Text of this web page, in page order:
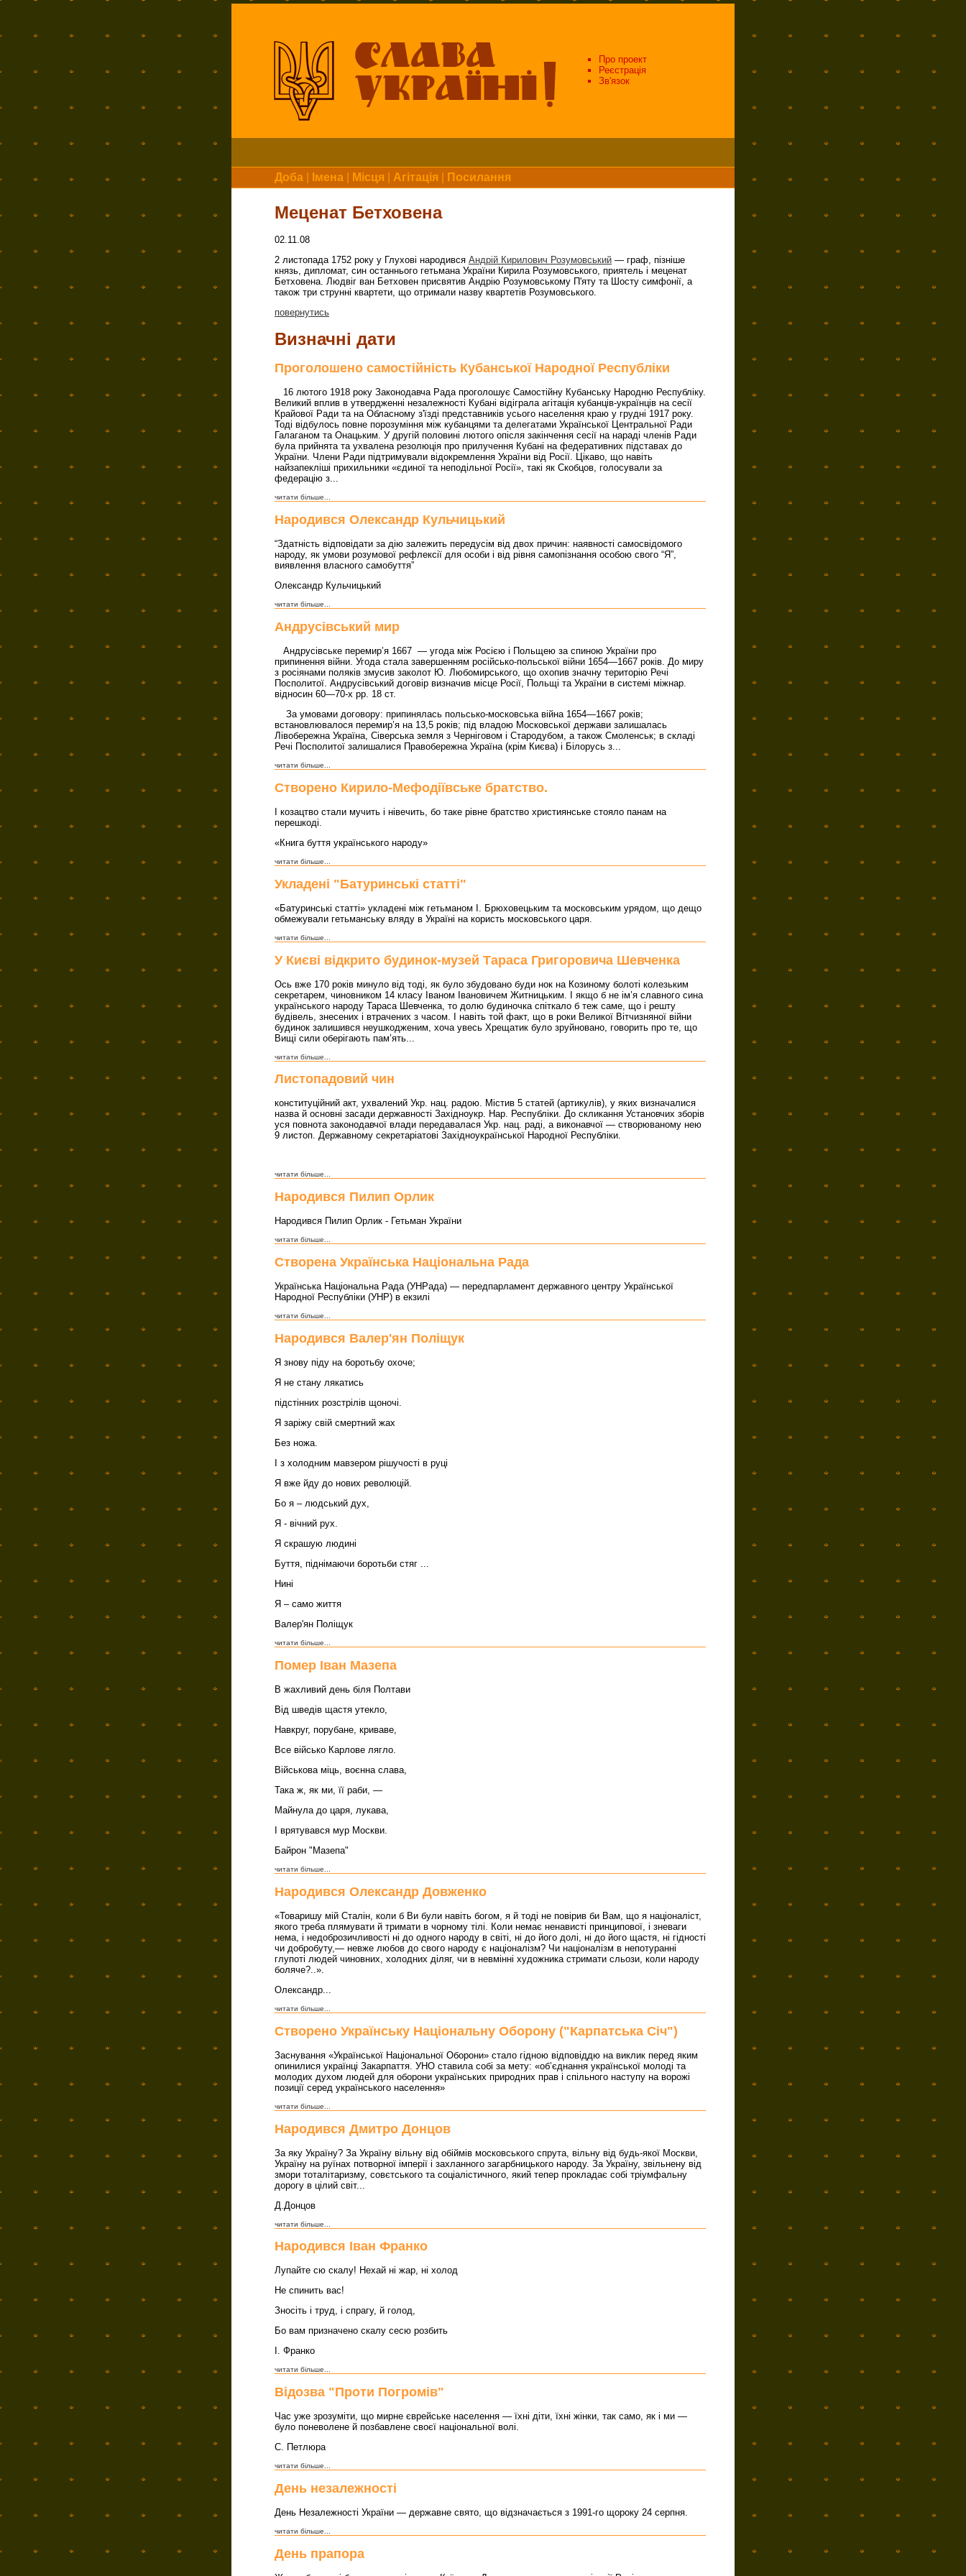
Про проект
Реєстрація
Зв'язок
Доба Імена Місця Агітація Посилання
Меценат Бетховена
02.11.08
2 листопада 1752 року у Глухові народився Андрій Кирилович Розумовський — граф, пізніше
князь, дипломат, син останнього гетьмана України Кирила Розумовського, приятель і меценат
Бетховена. Людвіг ван Бетховен присвятив Андрію Розумовському П'яту та Шосту симфонії, а
також три струнні квартети, що отримали назву квартетів Розумовського.
повернутись
Визначні дати
Проголошено самостійність Кубанської Народної Республіки
16 лютого 1918 року Законодавча Рада проголошує Самостійну Кубанську Народню Республіку.
Великий вплив в утвердженні незалежності Кубані відіграла агітація кубанців-українців на сесії
Крайової Ради та на Обласному з'їзді представників усього населення краю у грудні 1917 року.
Тоді відбулось повне порозуміння між кубанцями та делегатами Української Центральної Ради
Галаганом та Онацьким. У другій половині лютого опісля закінчення сесії на нараді членів Ради
була прийнята та ухвалена резолюція про прилучення Кубані на федеративних підставах до
України. Члени Ради підтримували відокремлення України від Росії. Цікаво, що навіть
найзапекліші прихильники «єдиної та неподільної Росії», такі як Скобцов, голосували за
федерацію з...
читати більше...
Народився Олександр Кульчицький
“Здатність відповідати за дію залежить передусім від двох причин: наявності самосвідомого
народу, як умови розумової рефлексії для особи і від рівня самопізнання особою свого “Я”,
виявлення власного самобуття”
Олександр Кульчицький
читати більше...
Андрусівський мир
Андрусівське перемир’я 1667 — угода між Росією і Польщею за спиною України про
припинення війни. Угода стала завершенням російсько-польської війни 1654—1667 років. До миру
з росіянами поляків змусив заколот Ю. Любомирського, що охопив значну територію Речі
Посполитої. Андрусівський договір визначив місце Росії, Польщі та України в системі міжнар.
відносин 60—70-х рр. 18 ст.
За умовами договору: припинялась польсько-московська війна 1654—1667 років;
встановлювалося перемир’я на 13,5 років; під владою Московської держави залишалась
Лівобережна Україна, Сіверська земля з Черніговом і Стародубом, а також Смоленськ; в складі
Речі Посполитої залишалися Правобережна Україна (крім Києва) і Білорусь з...
читати більше...
Створено Кирило-Мефодіївське братство.
І козацтво стали мучить і нівечить, бо таке рівне братство християнське стояло панам на
перешкоді.
«Книга буття українського народу»
читати більше...
Укладені "Батуринські статті"
«Батуринські статті» укладені між гетьманом І. Брюховецьким та московським урядом, що дещо
обмежували гетьманську вляду в Україні на користь московського царя.
читати більше...
У Києві відкрито будинок-музей Тараса Григоровича Шевченка
Ось вже 170 років минуло від тоді, як було збудовано буди нок на Козиному болоті колезьким
секретарем, чиновником 14 класу Іваном Івановичем Житницьким. І якщо б не ім’я славного сина
українського народу Тараса Шевченка, то долю будиночка спіткало б теж саме, що і решту
будівель, знесених і втрачених з часом. І навіть той факт, що в роки Великої Вітчизняної війни
будинок залишився неушкодженим, хоча увесь Хрещатик було зруйновано, говорить про те, що
Вищі сили оберігають пам’ять...
читати більше...
Листопадовий чин
конституційний акт, ухвалений Укр. нац. радою. Містив 5 статей (артикулів), у яких визначалися
назва й основні засади державності Західноукр. Нар. Республіки. До скликання Установчих зборів
уся повнота законодавчої влади передавалася Укр. нац. раді, а виконавчої — створюваному нею
9 листоп. Державному секретаріатові Західноукраїнської Народної Республіки.
читати більше...
Народився Пилип Орлик
Народився Пилип Орлик - Гетьман України
читати більше...
Створена Українська Національна Рада
Українська Національна Рада (УНРада) — передпарламент державного центру Української
Народної Республіки (УНР) в екзилі
читати більше...
Народився Валер'ян Поліщук
Я знову піду на боротьбу охоче;
Я не стану лякатись
підстінних розстрілів щоночі.
Я заріжу свій смертний жах
Без ножа.
І з холодним мавзером рішучості в руці
Я вже йду до нових революцій.
Бо я – людський дух,
Я - вічний рух.
Я скрашую людині
Буття, піднімаючи боротьби стяг ...
Нині
Я – само життя
Валер'ян Поліщук
читати більше...
Помер Іван Мазепа
В жахливий день біля Полтави
Від шведів щастя утекло,
Навкруг, порубане, криваве,
Все військо Карлове лягло.
Військова міць, воєнна слава,
Така ж, як ми, її раби, —
Майнула до царя, лукава,
І врятувався мур Москви.
Байрон "Мазепа"
читати більше...
Народився Олександр Довженко
«Товаришу мій Сталін, коли б Ви були навіть богом, я й тоді не повірив би Вам, що я націоналіст,
якого треба плямувати й тримати в чорному тілі. Коли немає ненависті принципової, і зневаги
нема, і недоброзичливості ні до одного народу в світі, ні до його долі, ні до його щастя, ні гідності
чи добробуту,— невже любов до свого народу є націоналізм? Чи націоналізм в непотуранні
глупоті людей чиновних, холодних діляг, чи в невмінні художника стримати сльози, коли народу
боляче?..».
Олександр...
читати більше...
Створено Українську Національну Оборону ("Карпатська Січ")
Заснування «Української Національної Оборони» стало гідною відповіддю на виклик перед яким
опинилися українці Закарпаття. УНО ставила собі за мету: «об’єднання української молоді та
молодих духом людей для оборони українських природних прав і спільного наступу на ворожі
позиції серед українського населення»
читати більше...
Народився Дмитро Донцов
За яку Україну? За Україну вільну від обіймів московського спрута, вільну від будь-якої Москви,
Україну на руїнах потворної імперії і захланного загарбницького народу. За Україну, звільнену від
змори тоталітаризму, совєтського та соціалістичного, який тепер прокладає собі тріумфальну
дорогу в цілий світ...
Д.Донцов
читати більше...
Народився Іван Франко
Лупайте сю скалу! Нехай нi жар, нi холод
Не спинить вас!
Зносiть i труд, i спрагу, й голод,
Бо вам призначено скалу сесю розбить
І. Франко
читати більше...
Відозва "Проти Погромів"
Час уже зрозуміти, що мирне єврейське населення — їхні діти, їхні жінки, так само, як і ми —
було поневолене й позбавлене своєї національної волі.
С. Петлюра
читати більше...
День незалежності
День Незалежності України — державне свято, що відзначається з 1991-го щороку 24 серпня.
читати більше...
День прапора